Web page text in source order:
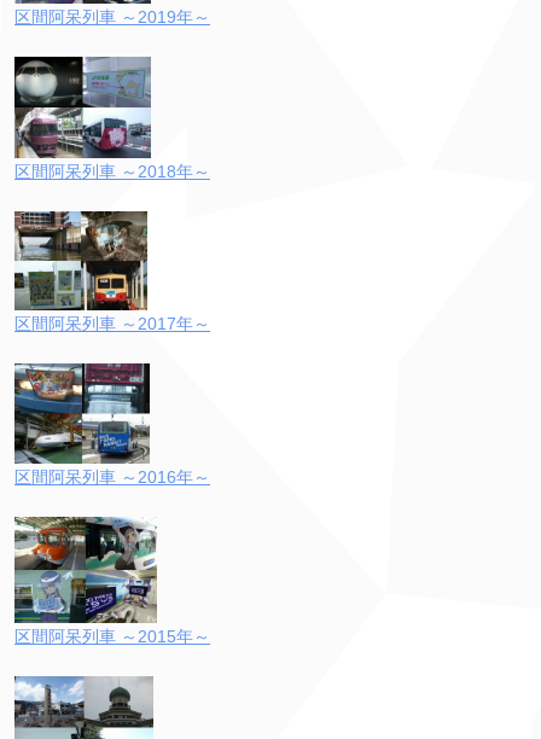
区間阿呆列車 ～2019年～
区間阿呆列車 ～2018年～
区間阿呆列車 ～2017年～
区間阿呆列車 ～2016年～
区間阿呆列車 ～2015年～